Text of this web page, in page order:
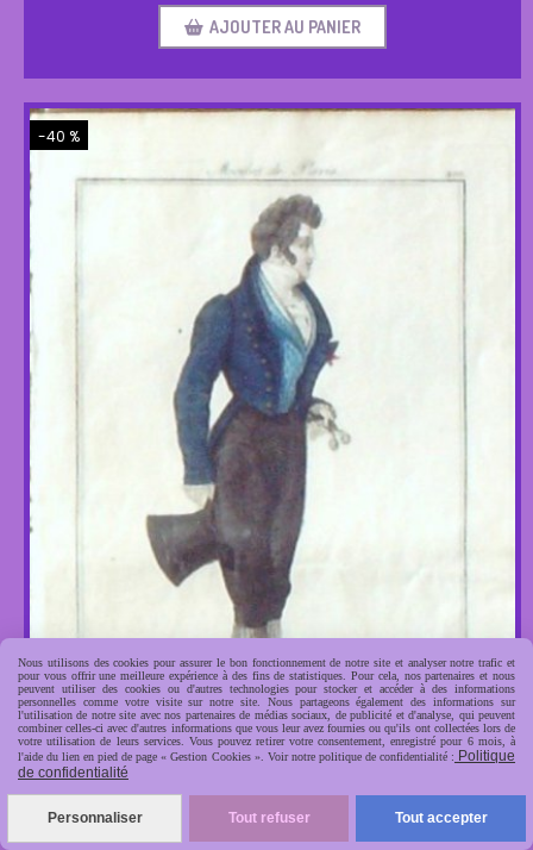
AJOUTER AU PANIER
-40 %
Nous utilisons des cookies pour assurer le bon fonctionnement de notre site et analyser notre trafic et
pour vous offrir une meilleure expérience à des fins de statistiques. Pour cela, nos partenaires et nous
peuvent utiliser des cookies ou d'autres technologies pour stocker et accéder à des informations
personnelles comme votre visite sur notre site. Nous partageons également des informations sur
l'utilisation de notre site avec nos partenaires de médias sociaux, de publicité et d'analyse, qui peuvent
combiner celles-ci avec d'autres informations que vous leur avez fournies ou qu'ils ont collectées lors de
votre utilisation de leurs services. Vous pouvez retirer votre consentement, enregistré pour 6 mois, à
l'aide du lien en pied de page « Gestion Cookies ». Voir notre politique de confidentialité : Politique
de confidentialité
Personnaliser Tout refuser Tout accepter